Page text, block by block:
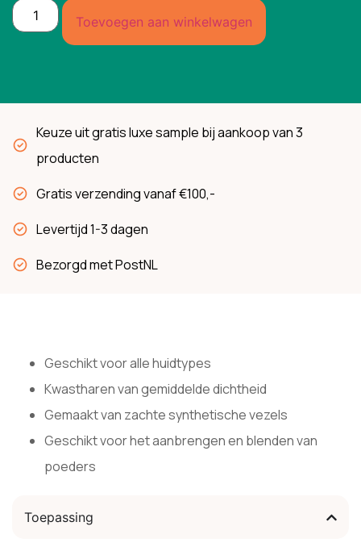
Toevoegen aan winkelwagen
Keuze uit gratis luxe sample bij aankoop van 3
producten
Gratis verzending vanaf €100,-
Levertijd 1-3 dagen
Bezorgd met PostNL
Geschikt voor alle huidtypes
Kwastharen van gemiddelde dichtheid
Gemaakt van zachte synthetische vezels
Geschikt voor het aanbrengen en blenden van
poeders
Toepassing